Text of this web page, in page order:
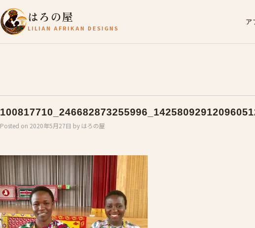
はろの屋
LILIAN AFRIKAN DESIGNS
ア
Posted on 2020年5月27日 by はろの屋